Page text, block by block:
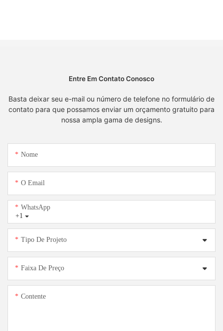
Entre Em Contato Conosco
Basta deixar seu e-mail ou número de telefone no formulário de
contato para que possamos enviar um orçamento gratuito para
nossa ampla gama de designs.
Nome
O Email
+1
WhatsApp
Tipo De Projeto
Faixa De Preço
Contente